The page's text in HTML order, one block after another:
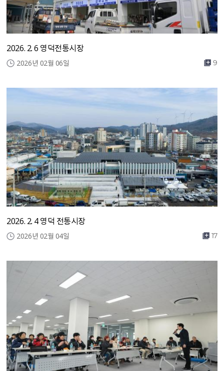
2026. 2. 6 영덕전통시장
2026년 02월 06일 9
2026. 2. 4 영덕 전통시장
2026년 02월 04일 17